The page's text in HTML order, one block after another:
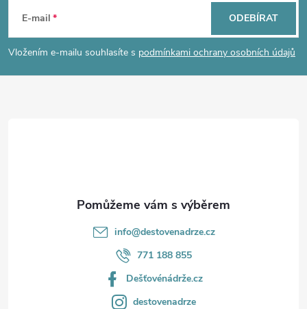
p
a
E-mail
Vložením e-mailu souhlasíte s podmínkami ochrany osobních údajů
ODEBÍRAT
info@destovenadrze.cz
771 188 855
Dešťovénádrže.cz
destovenadrze